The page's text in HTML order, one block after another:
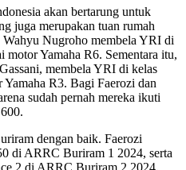
akan bertarung untuk
juga merupakan tuan rumah
Nugroho membela YRI di
motor Yamaha R6. Sementara itu,
membela YRI di kelas
R3. Bagi Faerozi dan
sudah pernah mereka ikuti
dengan baik. Faerozi
di ARRC Buriram 1 2024, serta
2 di ARRC Buriram 2 2024.